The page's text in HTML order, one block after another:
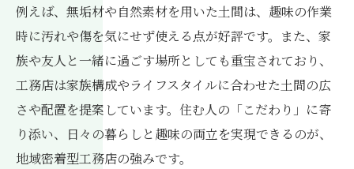
自然素材で心地よい土間を工務店と共に
趣味を引き立てる自然素材土間の魅力
工務店と彩る土間の自然素材活用アイデア
土間空間を活かした趣味生活のすすめ
工務店が提案する土間趣味空間のつくり方
趣味を楽しむ土間の活用アイデアと工務店
例えば、無垢材や自然素材を用いた土間は、趣味の作業
時に汚れや傷を気にせず使える点が好評です。また、家
族や友人と一緒に過ごす場所としても重宝されており、
工務店は家族構成やライフスタイルに合わせた土間の広
さや配置を提案しています。住む人の「こだわり」に寄
り添い、日々の暮らしと趣味の両立を実現できるのが、
地域密着型工務店の強みです。